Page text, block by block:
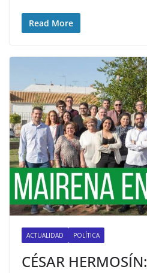
Read More
ACTUALIDAD POLÍTICA
CÉSAR HERMOSÍN: